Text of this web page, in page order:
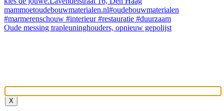
Oude messing trapleuninghouders, opnieuw gepolijst
X